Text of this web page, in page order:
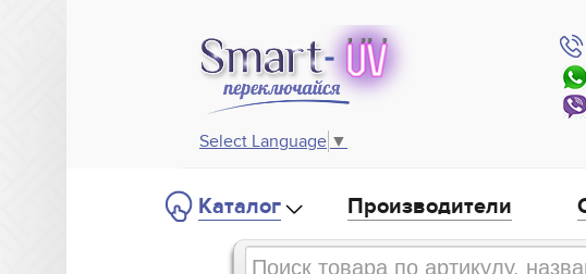
Select Language ▼
Каталог Производители